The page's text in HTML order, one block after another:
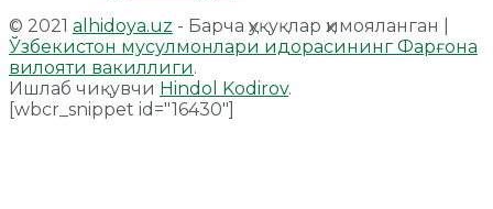
© 2021 alhidoya.uz - Барча ҳуқуқлар ҳимояланган |
Ўзбекистон мусулмонлари идорасининг Фарғона
вилояти вакиллиги.
Ишлаб чиқувчи Hindol Kodirov.
[wbcr_snippet id="16430"]